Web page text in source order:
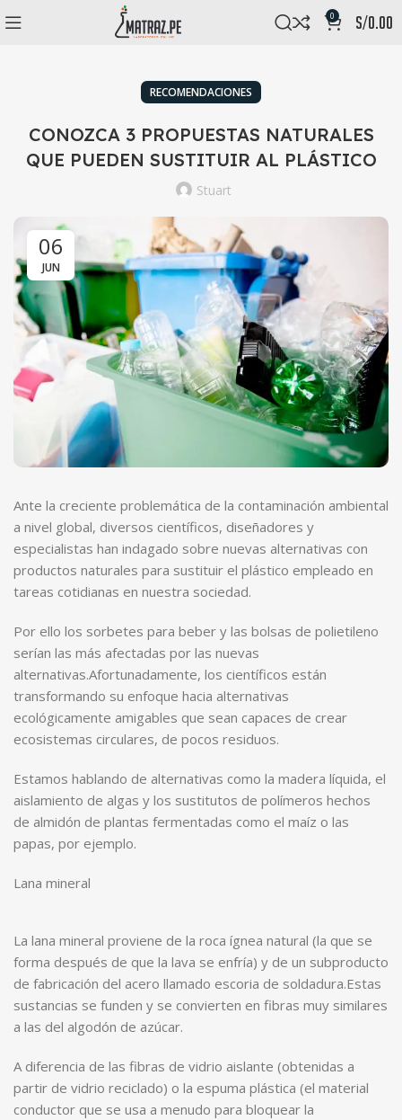
0 s/0.00
RECOMENDACIONES
CONOZCA 3 PROPUESTAS NATURALES
QUE PUEDEN SUSTITUIR AL PLÁSTICO
Stuart
06
JUN
Ante la creciente problemática de la contaminación ambiental
a nivel global, diversos científicos, diseñadores y
especialistas han indagado sobre nuevas alternativas con
productos naturales para sustituir el plástico empleado en
tareas cotidianas en nuestra sociedad.
Por ello los sorbetes para beber y las bolsas de polietileno
serían las más afectadas por las nuevas
alternativas.Afortunadamente, los científicos están
transformando su enfoque hacia alternativas
ecológicamente amigables que sean capaces de crear
ecosistemas circulares, de pocos residuos.
Estamos hablando de alternativas como la madera líquida, el
aislamiento de algas y los sustitutos de polímeros hechos
de almidón de plantas fermentadas como el maíz o las
papas, por ejemplo.
Lana mineral
La lana mineral proviene de la roca ígnea natural (la que se
forma después de que la lava se enfría) y de un subproducto
de fabricación del acero llamado escoria de soldadura.Estas
sustancias se funden y se convierten en fibras muy similares
a las del algodón de azúcar.
A diferencia de las fibras de vidrio aislante (obtenidas a
partir de vidrio reciclado) o la espuma plástica (el material
conductor que se usa a menudo para bloquear la